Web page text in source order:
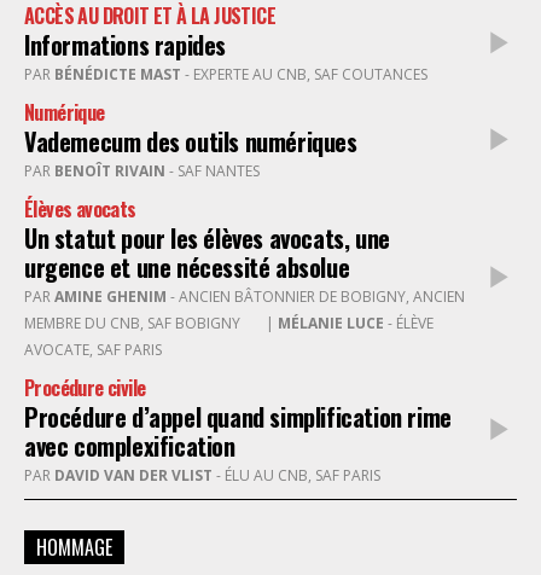
ACCÈS AU DROIT ET À LA JUSTICE
Informations rapides
PAR BÉNÉDICTE MAST - EXPERTE AU CNB, SAF COUTANCES
Numérique
Vademecum des outils numériques
PAR BENOÎT RIVAIN - SAF NANTES
Élèves avocats
Un statut pour les élèves avocats, une
urgence et une nécessité absolue
PARAMINE GHENIM
MEMBRE DU CNB, SAF BOBIGNY
| MÉLANIE LUCE
AVOCATE, SAF PARIS
Procédure civile
Procédure d’appel quand simplification rime
avec complexification
PAR DAVID VAN DER VLIST - ÉLU AU CNB, SAF PARIS
HOMMAGE